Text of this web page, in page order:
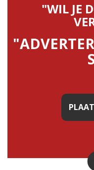
"WIL JE